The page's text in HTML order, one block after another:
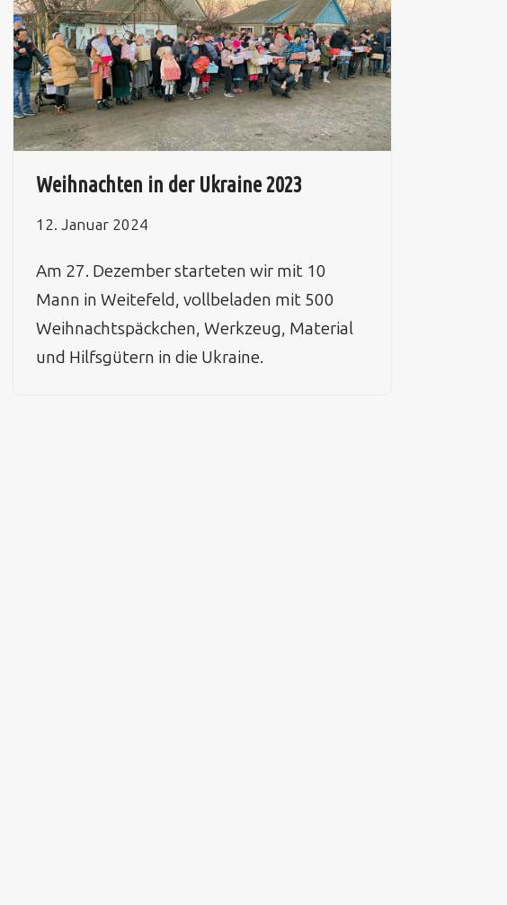
Weihnachten in der Ukraine 2023
12. Januar 2024
Am 27. Dezember starteten wir mit 10
Mann in Weitefeld, vollbeladen mit 500
Weihnachtspäckchen, Werkzeug, Material
und Hilfsgütern in die Ukraine.